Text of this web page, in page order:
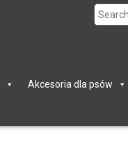
Search
Akcesoria dla psów